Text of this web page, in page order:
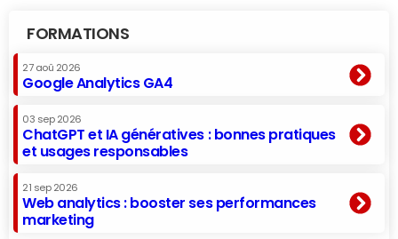
FORMATIONS
27 aoû 2026
Google Analytics GA4
03 sep 2026
ChatGPT et IA génératives : bonnes pratiques
et usages responsables
21 sep 2026
Web analytics : booster ses performances
marketing